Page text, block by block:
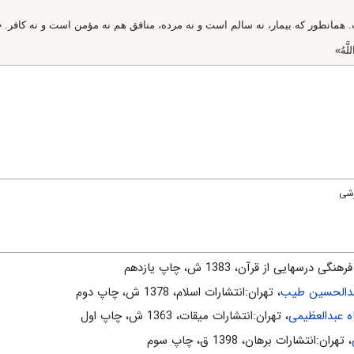
درسهايى از قرآن، 1383 ش، چاپ يازدهم
طیب، تهران:انتشارات اسلام‌، 1378 ش‌، چاپ دوم‌
، تهران:انتشارات ميقات، 1363 ش، چاپ اول
، تهران:انتشارات برهان، 1398 ق، چاپ سوم